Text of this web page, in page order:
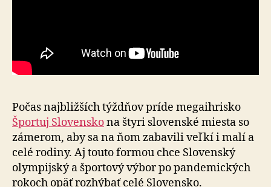
Počas najbližších týždňov príde megaihrisko
Športuj Slovenskona štyri slovenské miesta so
zámerom, aby sa na ňom zabavili veľkí i malí a
celé rodiny. Aj touto formou chce Slovenský
olympijský a športový výbor po pandemických
rokoch opäť rozhýbať celé Slovensko.